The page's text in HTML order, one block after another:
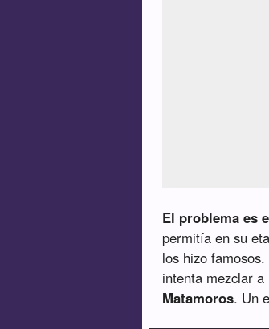
El problema es
permitía en su
los hizo
intenta mezclar a
Matamoros. Un